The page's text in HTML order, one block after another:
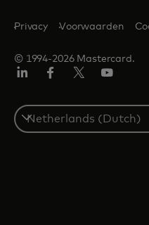
© 1994-2026 Mastercard.
Privacy Voorwaarden
Select
a
country